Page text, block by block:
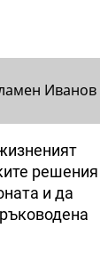
Иванов
решения
и да